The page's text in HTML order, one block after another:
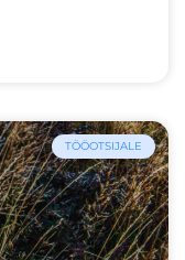
TÖÖOTSIJALE